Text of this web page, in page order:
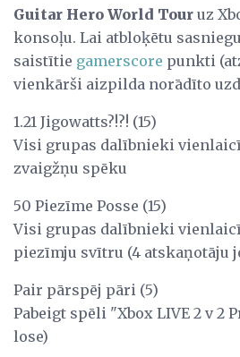
Guitar Hero World Tour uz
konsoļu. Lai atbloķētu
saistītie gamerscore punkti
vienkārši aizpilda norādīto
1.21 Jigowatts?!?! (15)
Visi grupas dalībnieki
zvaigžņu spēku
50 Piezīme Posse (15)
Visi grupas dalībnieki
piezīmju svītru (4 atskaņotāju
Pair pārspēj pāri (5)
Pabeigt spēli "Xbox LIVE 2 v 2
lose)